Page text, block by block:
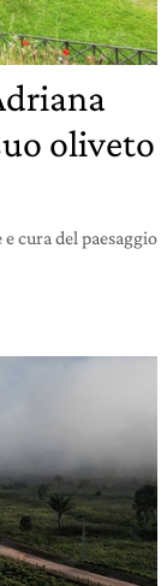
oliveto
cura del paesaggio